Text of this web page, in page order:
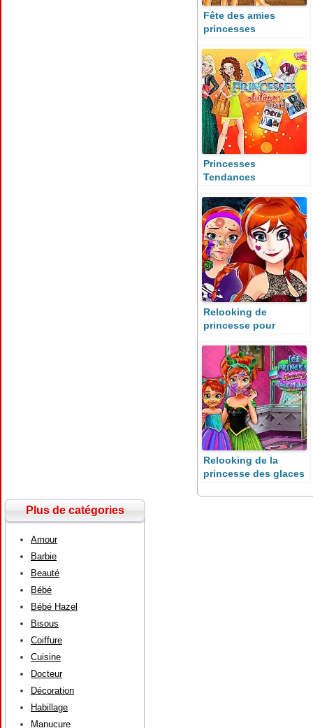
Fête des amies
princesses
Princesses
Tendances
Relooking de
princesse pour
Relooking de la
princesse des glaces
Plus de catégories
Amour
Barbie
Beauté
Bébé
Bébé Hazel
Bisous
Coiffure
Cuisine
Docteur
Décoration
Habillage
Manucure